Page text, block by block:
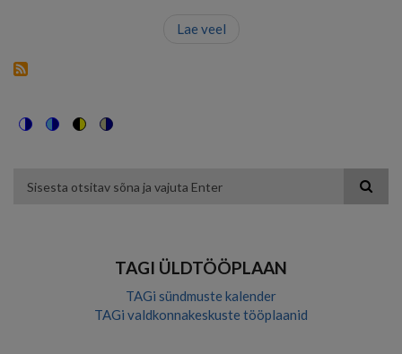
Lae veel
theme
TAGI ÜLDTÖÖPLAAN
TAGi sündmuste kalender
TAGi valdkonnakeskuste tööplaanid